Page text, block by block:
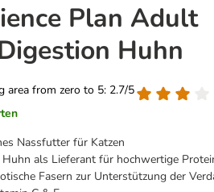
Plan Adult
Huhn
area from zero to 5: 2.7/5
Nassfutter für Katzen
als Lieferant für hochwertige
Fasern zur Unterstützung der